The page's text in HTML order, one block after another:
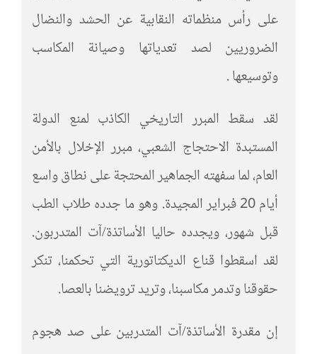
على رأس منظماته النقابية عن الحشد والنضال
الضروريين لصد تعدياتها وصيانة المكاسب
وتوسيعها .
لقد سقط المبرر التاريخي الكاذب لمنع الدولة
المستبدة الاحتجاج الشعبي، مبرر الإخلال بالأمن
العام، لما سفهته الجماهير المحتجة على نطاق واسع
أيام 20 فبراير المجيدة. وهو ما جدده طلاب الطب
قبل شهور، ويجدده حاليا الأساتذة/آت المتدربون.
لقد اسقطوا قناع الديكتاتورية التي تحكمنا، تنكر
حقوقنا وتدمر مكاسبنا، وتريد ترويضنا بالعصا.
إن مقدرة الأساتذة/آت المتدربين على صد هجوم